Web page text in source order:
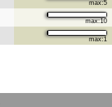
max:5
max:10
max:1